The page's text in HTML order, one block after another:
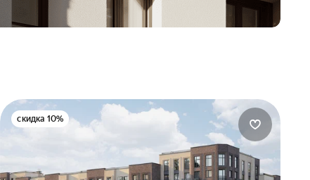
скидка 10%